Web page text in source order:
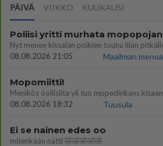
PÄIVÄ VIIKKO KUUKAUSI
Poliisi yritti murhata mopopojan
08.08.2026 21:05
Maailman menoa
Mopomiitti!
08.08.2026 18:32
Tuusula
Ei se nainen edes oo
mitenkään nätti 🤣🤣🤣🤣🤣